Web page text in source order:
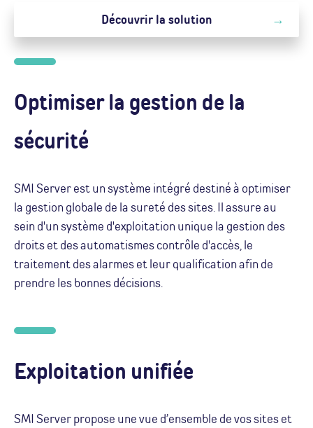
Découvrir la solution
Optimiser la gestion de la
sécurité
SMI Server est un système intégré destiné à optimiser
la gestion globale de la sureté des sites. Il assure au
sein d'un système d'exploitation unique la gestion des
droits et des automatismes contrôle d'accès, le
traitement des alarmes et leur qualification afin de
prendre les bonnes décisions.
Exploitation unifiée
SMI Server propose une vue d’ensemble de vos sites et